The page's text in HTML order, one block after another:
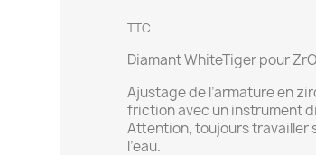
TTC
Diamant WhiteTiger pour
Ajustage de l’armature en
friction avec un instrument
Attention, toujours travailler
l’eau.